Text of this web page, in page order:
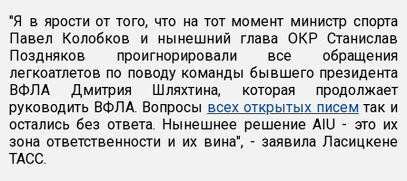
"Я в ярости от того, что на тот момент министр спорта
Павел Колобков и нынешний глава ОКР Станислав
Поздняков проигнорировали все обращения
легкоатлетов по поводу команды бывшего президента
ВФЛА Дмитрия Шляхтина, которая продолжает
руководить ВФЛА. Вопросы всех открытых писем так и
остались без ответа. Нынешнее решение AIU - это их
зона ответственности и их вина", - заявила Ласицкене
ТАСС.